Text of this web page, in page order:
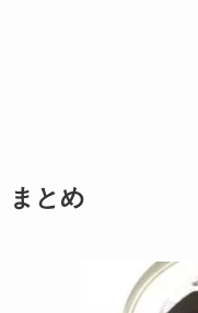
まとめ